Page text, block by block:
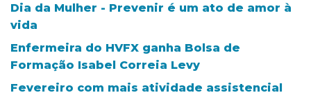
Dia da Mulher - Prevenir é um ato de amor à
vida
Enfermeira do HVFX ganha Bolsa de
Formação Isabel Correia Levy
Fevereiro com mais atividade assistencial